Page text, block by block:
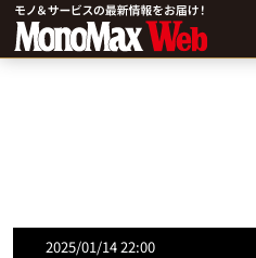
2025/01/14 22:00